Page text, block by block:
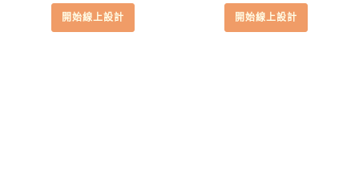
開始線上設計 開始線上設計